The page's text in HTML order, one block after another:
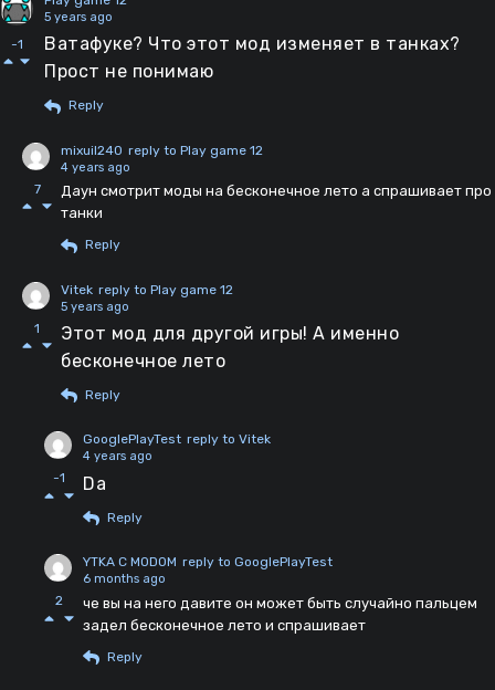
-1
5 years ago
Ватафуке? Что этот мод изменяет в танках?
Прост не понимаю
Reply
7
mixuil240 reply to Play game 12
4 years ago
Даун смотрит моды на бесконечное лето а спрашивает про
танки
Reply
1
Vitek reply to Play game 12
5 years ago
Этот мод для другой игры! А именно
бесконечное лето
Reply
-1
GooglePlayTest reply to Vitek
4 years ago
Da
Reply
2
YTKA C MODOM reply to GooglePlayTest
6 months ago
че вы на него давите он может быть случайно пальцем
задел бесконечное лето и спрашивает
Reply